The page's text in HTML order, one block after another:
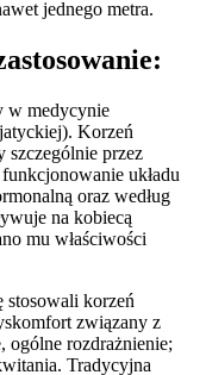
jednego metra.
w medycynie
Korzeń
szczególnie przez
układu
oraz według
na kobiecą
mu właściwości
korzeń
związany z
ogólne rozdrażnienie;
Tradycyjna